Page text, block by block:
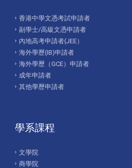
香港中學文憑考試申請者
副學士/高級文憑申請者
內地高考申請者(JEE）
海外學歷(IB)申請者
海外學歷（GCE）申請者
成年申請者
其他學歷申請者
學系課程
文學院
商學院